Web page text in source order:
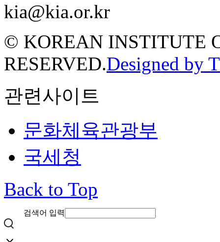
kia@kia.or.kr
© KOREAN INSTITUTE
RESERVED.Designed by
관련사이트
문화체육관광부
국세청
Back to Top
검색어 입력